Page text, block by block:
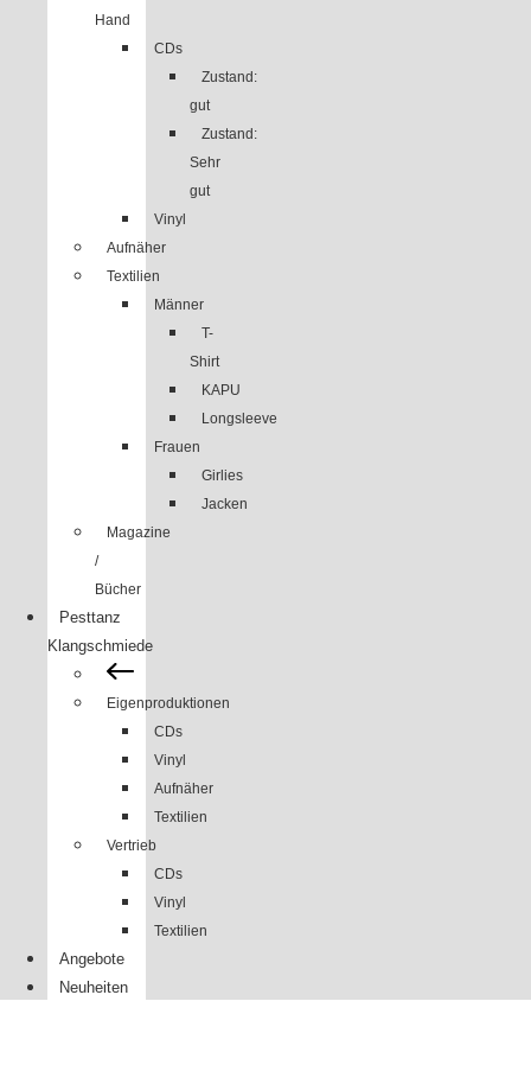
Hand
CDs
Zustand:
gut
Zustand:
Sehr
gut
Vinyl
Aufnäher
Textilien
Männer
T-
Shirt
KAPU
Longsleeve
Frauen
Girlies
Jacken
Magazine
/
Bücher
Pesttanz
Klangschmiede
Eigenproduktionen
CDs
Vinyl
Aufnäher
Textilien
Vertrieb
CDs
Vinyl
Textilien
Angebote
Neuheiten